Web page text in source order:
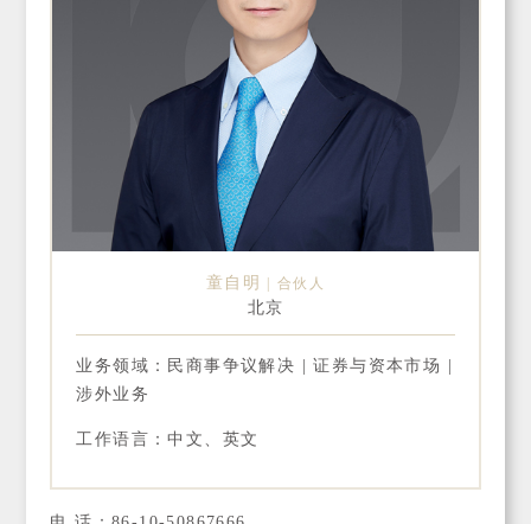
童自明 合伙人
北京
业务领域：民商事争议解决 | 证券与资本市场 |
涉外业务
工作语言：中文、英文